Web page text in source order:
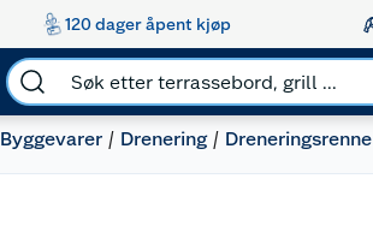
120 dager åpent kjøp
Byggevarer Drenering Dreneringsrenne